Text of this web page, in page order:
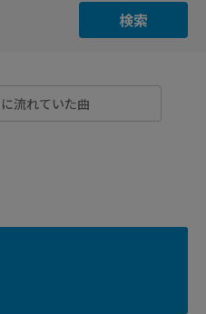
検索
流れていた曲